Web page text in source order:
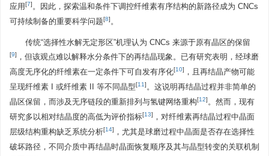
应用[7]。因此，探索温和条件下调控纤维素有序结构的新路径成为 CNCs
可持续制备的重要科学问题[8]。
传统“选择性水解无定形区”机理认为 CNCs 来源于原有晶区的保留
[9] ，但该观点难以解释水分条件下的再结晶现象。已有研究表明，经球磨
高度无序化的纤维素在一定条件下可自发有序化[10] ，且再结晶产物可能
呈现纤维素 I 或纤维素 II 等不同晶型[11]。这说明再结晶过程并非简单的
晶区保留，而涉及无序链段的重新排列与氢键网络重构[12]。然而，现有
研究多以相对结晶度的高低为评价指标[13] ，对纤维素再结晶过程中晶面
层级结构重构缺乏系统分析[14] ，尤其是球磨过程中晶面是否存在选择性
破坏路径，不同介质中再结晶时晶面恢复顺序及其与晶型转变的关联机制